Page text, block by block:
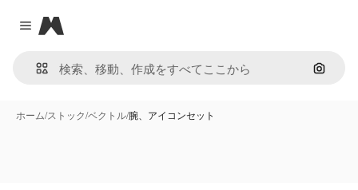
Close menu
Magnific
画像で
ホーム/ストック/ベクトル/腕、アイコンセット